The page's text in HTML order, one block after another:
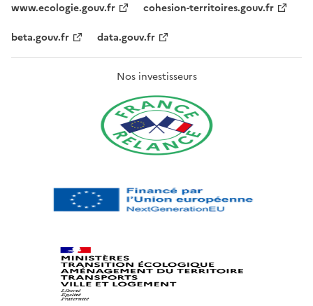
www.ecologie.gouv.fr
cohesion-territoires.gouv.fr
beta.gouv.fr
data.gouv.fr
Nos investisseurs